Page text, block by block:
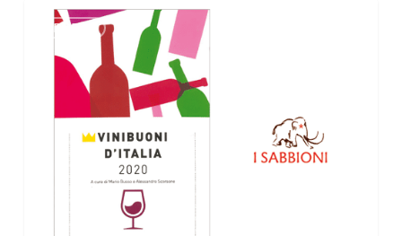
VINIBUONI
D’ITALIA
2020
PRESS